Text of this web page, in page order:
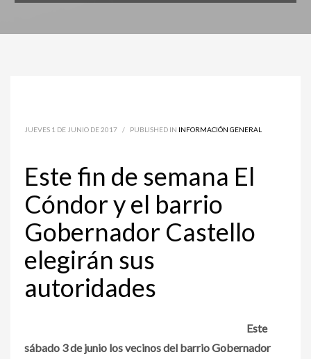
JUEVES 1 DE JUNIO DE 2017 / PUBLISHED IN INFORMACIÓN GENERAL
Este fin de semana El
Cóndor y el barrio
Gobernador Castello
elegirán sus
autoridades
Este
sábado 3 de junio los vecinos del barrio Gobernador